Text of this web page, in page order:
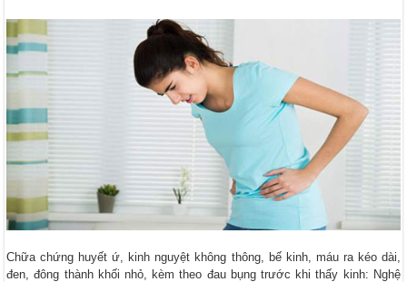
Chữa chứng huyết ứ, kinh nguyệt không thông, bế kinh, máu ra kéo dài,
đen, đông thành khối nhỏ, kèm theo đau bụng trước khi thấy kinh: Nghệ